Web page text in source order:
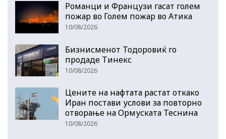
Романци и Французи гасат голем
пожар во Голем пожар во Атика
10/08/2026
Бизнисменот Тодоровиќ го
продаде Тинекс
10/08/2026
Цените на нафтата растат откако
Иран постави услови за повторно
отворање на Ормуската Теснина
10/08/2026